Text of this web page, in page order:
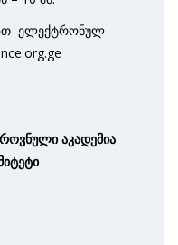
ელექტრონულ
აკადემია